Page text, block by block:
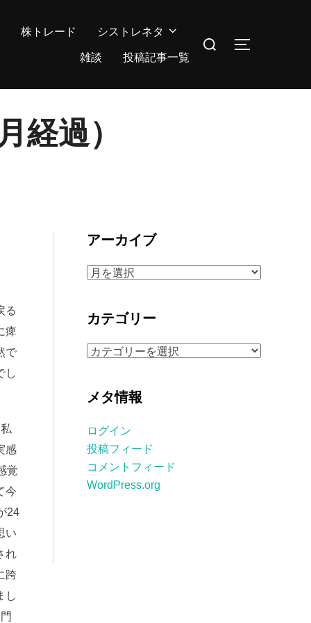
株トレード
シストレネタ
雑談
投稿記事一覧
検
サイドバー
経過）
る
痺
で
し
感
覚
今
24
い
れ
跨
し
アーカイブ
ア
イ
ブ
カテゴリー
カ
リ
メタ情報
ログイン
投稿フィード
コメントフィード
WordPress.org